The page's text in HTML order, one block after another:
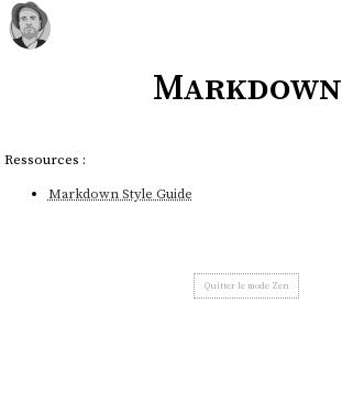
Markdown
Ressources :
Markdown Style Guide
Quitter le mode Zen